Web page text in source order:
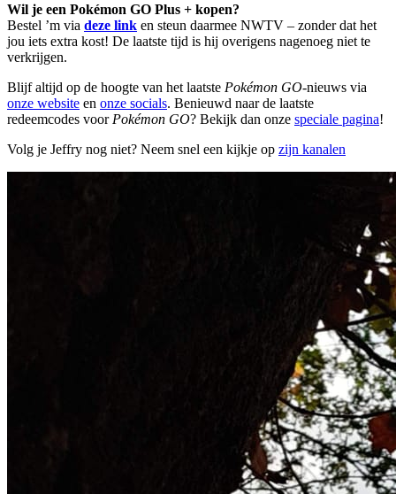
Wil je een Pokémon GO Plus + kopen?
Bestel ’m via deze link en steun daarmee NWTV – zonder dat het
jou iets extra kost! De laatste tijd is hij overigens nagenoeg niet te
verkrijgen.
Blijf altijd op de hoogte van het laatste Pokémon GO-nieuws via
onze website en onze socials. Benieuwd naar de laatste
redeemcodes voor Pokémon GO? Bekijk dan onze speciale pagina!
Volg je Jeffry nog niet? Neem snel een kijkje op zijn kanalen